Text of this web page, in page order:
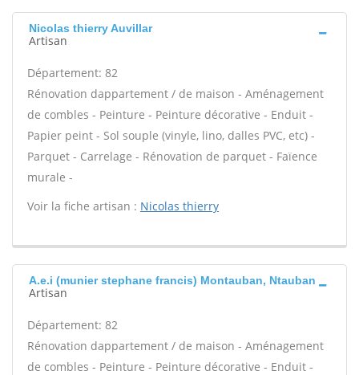
Nicolas thierry Auvillar
Artisan
Département: 82
Rénovation dappartement / de maison - Aménagement
de combles - Peinture - Peinture décorative - Enduit -
Papier peint - Sol souple (vinyle, lino, dalles PVC, etc) -
Parquet - Carrelage - Rénovation de parquet - Faïence
murale -
Voir la fiche artisan : Nicolas thierry
A.e.i (munier stephane francis) Montauban, Ntauban
Artisan
Département: 82
Rénovation dappartement / de maison - Aménagement
de combles - Peinture - Peinture décorative - Enduit -